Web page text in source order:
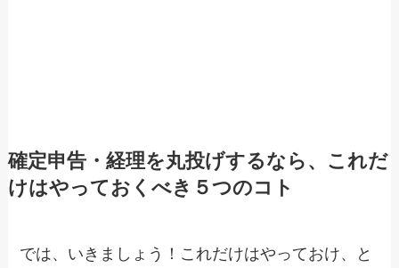
確定申告・経理を丸投げするなら、これだ
けはやっておくべき５つのコト
では、いきましょう！これだけはやっておけ、と